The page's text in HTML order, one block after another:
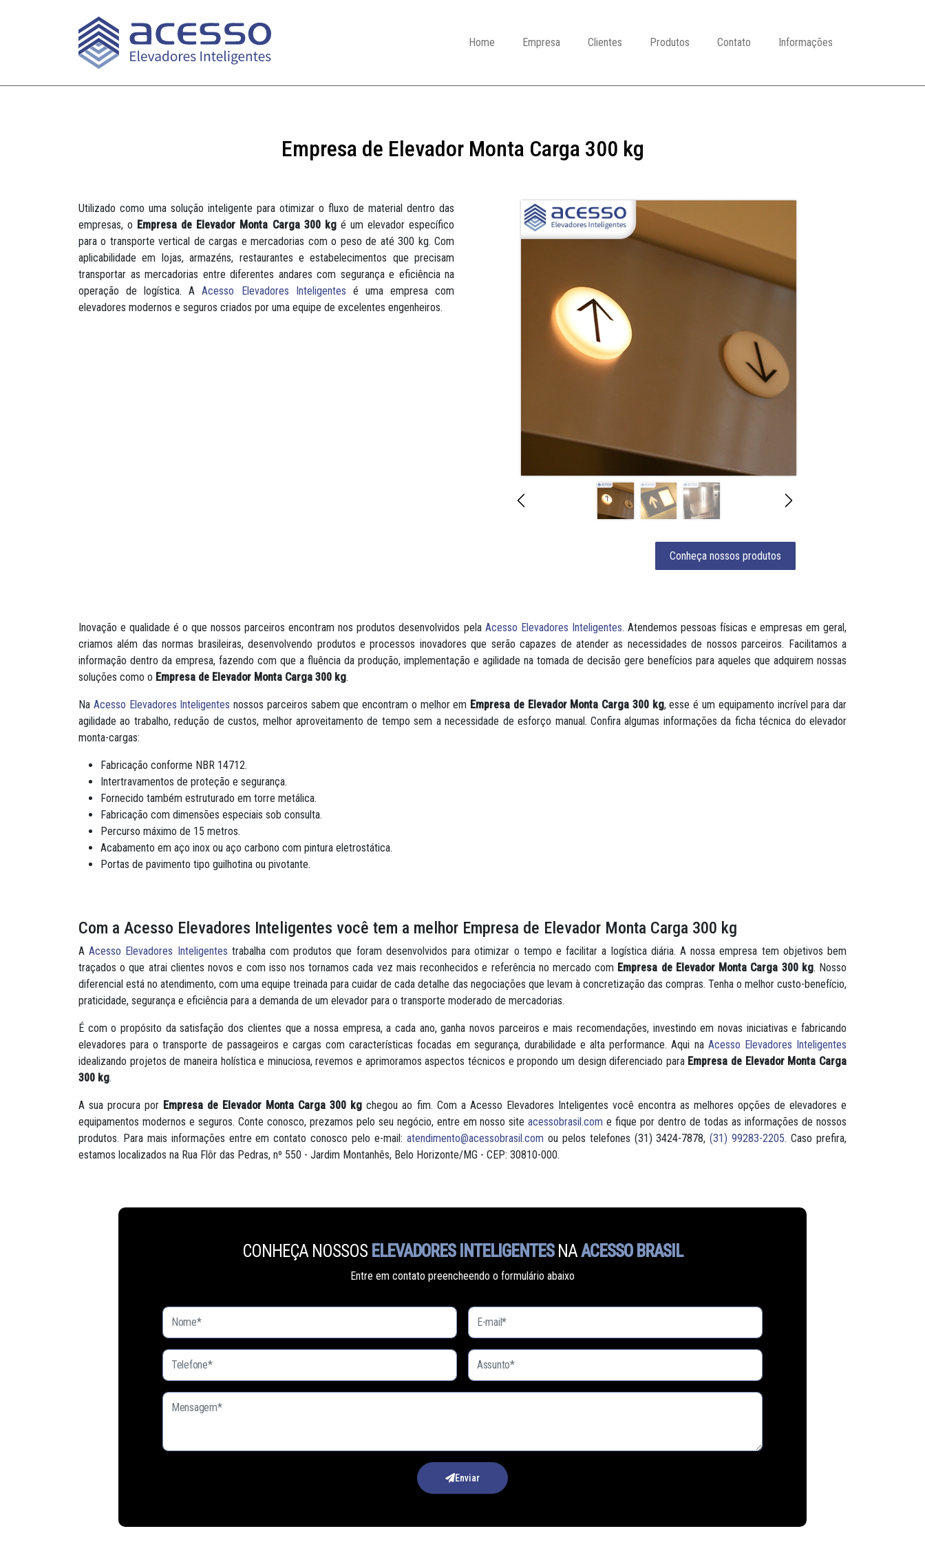
Home Empresa Clientes Produtos Contato Informações
Empresa de Elevador Monta Carga 300 kg
Utilizado como uma solução inteligente para otimizar o fluxo de material dentro das
empresas, o Empresa de Elevador Monta Carga 300 kgé um elevador específico
para o transporte vertical de cargas e mercadorias com o peso de até 300 kg. Com
aplicabilidade em lojas, armazéns, restaurantes e estabelecimentos que precisam
transportar as mercadorias entre diferentes andares com segurança e eficiência na
operação de logística. AAcesso Elevadores Inteligentes é uma empresa com
elevadores modernos e seguros criados por uma equipe de excelentes engenheiros.
Conheça nossos produtos
Inovação e qualidade é o que nossos parceiros encontram nos produtos desenvolvidos pela Acesso Elevadores Inteligentes. Atendemos pessoas físicas e empresas em geral,
criamos além das normas brasileiras, desenvolvendo produtos e processos inovadores que serão capazes de atender as necessidades de nossos parceiros. Facilitamos a
informação dentro da empresa, fazendo com que a fluência da produção, implementação e agilidade na tomada de decisão gere benefícios para aqueles que adquirem nossas
soluções como o Empresa de Elevador Monta Carga 300 kg.
Na Acesso Elevadores Inteligentes nossos parceiros sabem que encontram o melhor em Empresa de Elevador Monta Carga 300 kg, esse é um equipamento incrível para dar
agilidade ao trabalho, redução de custos, melhor aproveitamento de tempo sem a necessidade de esforço manual. Confira algumas informações da ficha técnica do elevador
monta-cargas:
Fabricação conforme NBR 14712.
Intertravamentos de proteção e segurança.
Fornecido também estruturado em torre metálica.
Fabricação com dimensões especiais sob consulta.
Percurso máximo de 15 metros.
Acabamento em aço inox ou aço carbono com pintura eletrostática.
Portas de pavimento tipo guilhotina ou pivotante.
Com a Acesso Elevadores Inteligentes você tem a melhor Empresa de Elevador Monta Carga 300 kg
AAcesso Elevadores Inteligentes trabalha com produtos que foram desenvolvidos para otimizar o tempo e facilitar a logística diária. A nossa empresa tem objetivos bem
traçados o que atrai clientes novos e com isso nos tornamos cada vez mais reconhecidos e referência no mercado com Empresa de Elevador Monta Carga 300 kg. Nosso
diferencial está no atendimento, com uma equipe treinada para cuidar de cada detalhe das negociações que levam à concretização das compras. Tenha o melhor custo-benefício,
praticidade, segurança e eficiência para a demanda de um elevador para o transporte moderado de mercadorias.
É com o propósito da satisfação dos clientes que a nossa empresa, a cada ano, ganha novos parceiros e mais recomendações, investindo em novas iniciativas e fabricando
elevadores para o transporte de passageiros e cargas com características focadas em segurança, durabilidade e alta performance. Aqui na Acesso Elevadores Inteligentes
idealizando projetos de maneira holística e minuciosa, revemos e aprimoramos aspectos técnicos e propondo um design diferenciado para Empresa de Elevador Monta Carga
300 kg.
A sua procura por Empresa de Elevador Monta Carga 300 kg chegou ao fim. Com a Acesso Elevadores Inteligentes você encontra as melhores opções de elevadores e
equipamentos modernos e seguros. Conte conosco, prezamos pelo seu negócio, entre em nosso siteacessobrasil.com e fique por dentro de todas as informações de nossos
produtos. Para mais informações entre em contato conosco pelo e-mail: atendimento@acessobrasil.com ou pelos telefones (31) 3424-7878,(31) 99283-2205. Caso prefira,
estamos localizados na Rua Flôr das Pedras, nº 550 - Jardim Montanhês, Belo Horizonte/MG - CEP: 30810-000.
CONHEÇA NOSSOS ELEVADORES INTELIGENTESNAACESSO BRASIL
Entre em contato preencheendo o formulário abaixo
Enviar